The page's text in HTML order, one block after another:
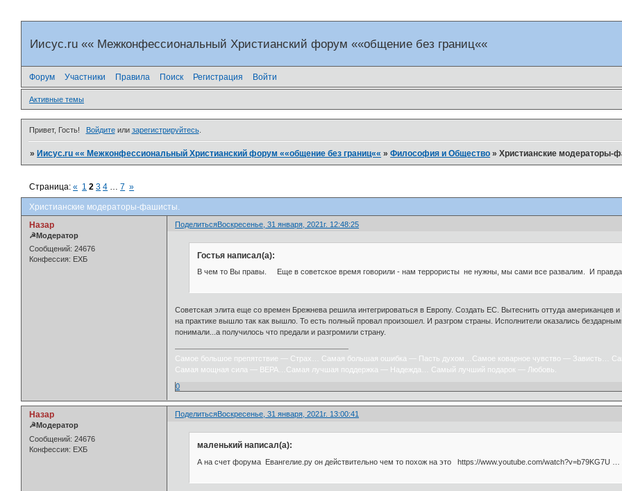
Иисус.ru «« Межконфессиональный Христианский форум ««общение без границ««
Форум Участники Правила Поиск Регистрация Войти
Активные темы
Привет, Гость! Войдитеили зарегистрируйтесь.
»Иисус.ru «« Межконфессиональный Христианский форум ««общение без границ«« »Философия и Общество »Христианские модераторы-
Христианские модераторы-фашисты.
Страница:« 1 2 3 4 … 7 »
ПоделитьсяВоскресенье, 31 января, 2021г. 12:48:25
Назар
☭Модератор
Сообщений: 24676
Конфессия: ЕХБ Гостья написал(а):
В чем то Вы правы. Еще в советское время говорили - нам террористы не нужны, мы сами все развалим. И правда
Советская элита еще со времен Брежнева решила интегрироваться в Европу. Создать ЕС. Вытеснить оттуда
на практике вышло так как вышло. То есть полный провал произошел. И разгром страны. Исполнители оказались
понимали...а получилось что предали и разгромили страну.
Самое большое препятствие — Страх… Самая большая ошибка — Пасть духом…Самое коварное чувство — Зависть…
Самая мощная сила — ВЕРА…Самая лучшая поддержка — Надежда… Самый лучший подарок — Любовь.
0
ПоделитьсяВоскресенье, 31 января, 2021г. 13:00:41
Назар
☭Модератор
Сообщений: 24676
Конфессия: ЕХБ маленький написал(а):
А на счет форума Евангелие.ру он действительно чем то похож на это https://www.youtube.com/watch?v=b79KG7U …